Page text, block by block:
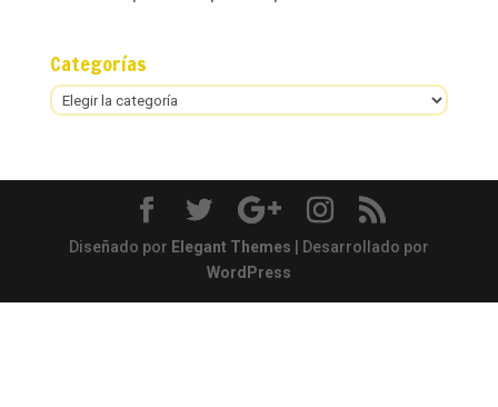
Categorías
Categorías
Diseñado por Elegant Themes | Desarrollado por
WordPress